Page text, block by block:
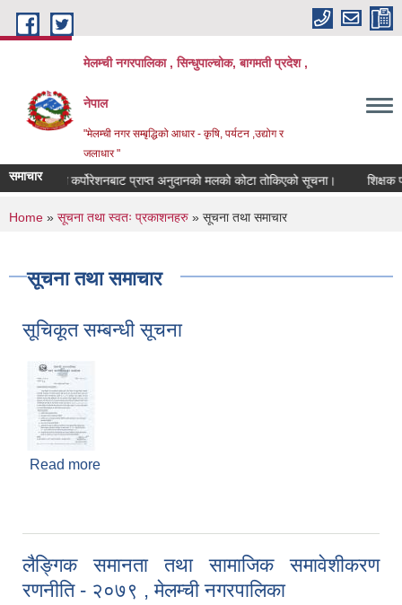
Skip to main content
मेलम्ची नगरपालिका , सिन्धुपाल्चोक, बागमती प्रदेश ,
नेपाल
"मेलम्ची नगर सम्बृद्धिको आधार - कृषि, पर्यटन ,उद्योग र
जलाधार "
समाचार
ट्रेडेङ्ग कर्पोरेशनबाट प्राप्त अनुदानको मलको कोटा तोकिएको सूचना। शिक्षक
You are here
Home » सूचना तथा स्वतः प्रकाशनहरु » सूचना तथा समाचार
सूचना तथा समाचार
सूचिकूत सम्बन्धी सूचना
Read more
लैङ्गिक समानता तथा सामाजिक समावेशीकरण
रणनीति - २०७९ , मेलम्ची नगरपालिका